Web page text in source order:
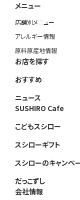
メニュー
店舗別メニュー
アレルギー情報
原料原産地情報
お店を探す
おすすめ
ニュース
SUSHIRO Cafe
こどもスシロー
スシローギフト
スシローのキャンペ
だっこずし
会社情報